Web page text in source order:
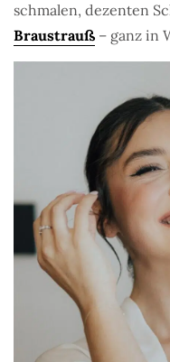
schmalen, dezenten
Braustrauß – ganz in